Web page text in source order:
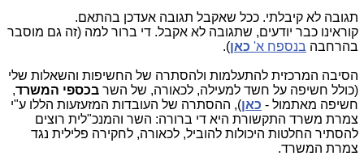
תגובה לא קיבלתי. ככל שאקבל תגובה אעדכן בהתאם.
קוראינו כבר יודעים, שתגובה לא אקבל. די ברור למה (זה גם מוסבר
בהרחבה בנספח א' כאן).
הסיבה המרכזית להתעלמות ולהסתרה של החשיפות והשאלות שלי
(כולל חשיפה על חשד למעילה, לכאורה, של השר בכספי המשרד,
חשיפה מאתמול - כאן), ההסתרה של העובדות המזעזעות הללו ע"י
צמרת משרד התקשורת היא די ברורה: השר והמנכ"לית רוצים
להסתיר החלטות היכולות להוביל, לכאורה, לחקירה פלילית נגד
צמרת המשרד.